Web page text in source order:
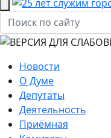
Новости
О Думе
Депутаты
Деятельность
Приёмная